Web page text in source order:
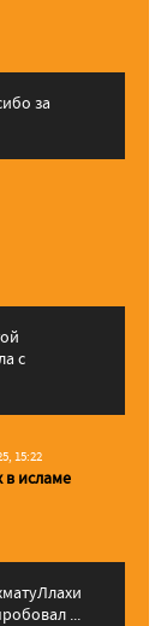
за
с
15:22
в исламе
...